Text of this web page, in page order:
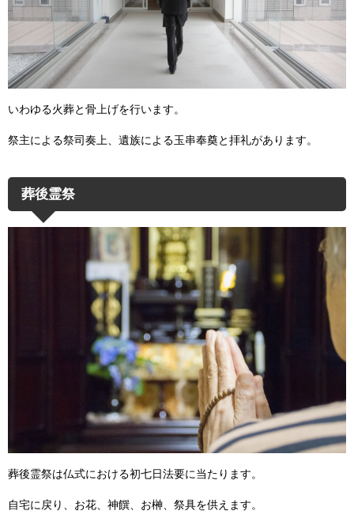
いわゆる火葬と骨上げを行います。
祭主による祭司奏上、遺族による玉串奉奠と拝礼があります。
葬後霊祭
葬後霊祭は仏式における初七日法要に当たります。
自宅に戻り、 お花、神饌、お榊、祭具を供えます。